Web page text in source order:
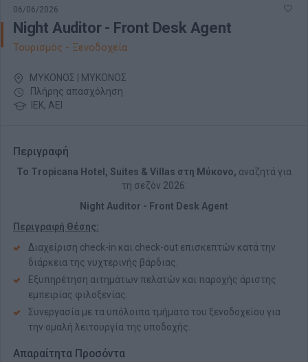
06/06/2026
Night Auditor - Front Desk Agent
Τουρισμός - Ξενοδοχεία
ΜΥΚΟΝΟΣ | ΜΥΚΟΝΟΣ
Πλήρης απασχόληση
ΙΕΚ, ΑΕΙ
Περιγραφή
Το Τropicana Hotel, Suites & Villas στη Μύκονο, αναζητά για
τη σεζόν 2026:
Night Auditor - Front Desk Agent
Περιγραφή Θέσης:
Διαχείριση check-in και check-out επισκεπτών κατά την
διάρκεια της νυχτερινής βάρδιας.
Εξυπηρέτηση αιτημάτων πελατών και παροχής άριστης
εμπειρίας φιλοξενίας.
Συνεργασία με τα υπόλοιπα τμήματα του ξενοδοχείου για
την ομαλή λειτουργία της υποδοχής.
Απαραίτητα Προσόντα